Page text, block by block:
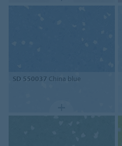
SD 550037 China blue